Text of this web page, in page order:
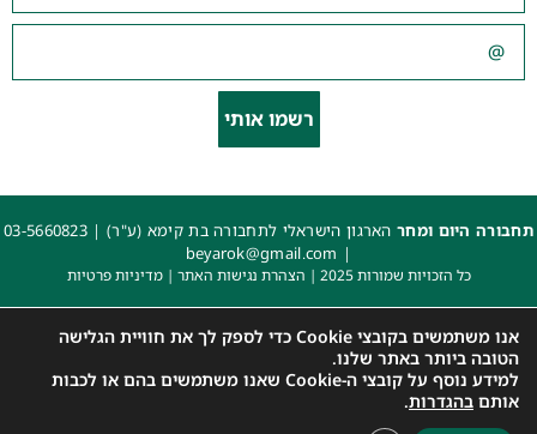
רשמו אותי
תחבורה היום ומחרהארגון הישראלי לתחבורה בת קימא (ע"ר) | 03-5660823
|
beyarok@gmail.com
כל הזכויות שמורות 2025 | הצהרת נגישות האתר |מדיניות פרטיות
אנו משתמשים בקובצי Cookie כדי לספק לך את חוויית הגלישה
הטובה ביותר באתר שלנו.
למידע נוסף על קובצי ה-Cookie שאנו משתמשים בהם או לכבות
אותם בהגדרות.